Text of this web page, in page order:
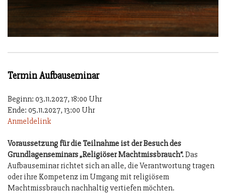
Termin Aufbauseminar
Beginn: 03.11.2027, 18:00 Uhr
Ende: 05.11.2027, 13:00 Uhr
Anmeldelink
Voraussetzung für die Teilnahme ist der Besuch des
Grundlagenseminars „Religiöser Machtmissbrauch“.Das
Aufbauseminar richtet sich an alle, die Verantwortung tragen
oder ihre Kompetenz im Umgang mit religiösem
Machtmissbrauch nachhaltig vertiefen möchten.